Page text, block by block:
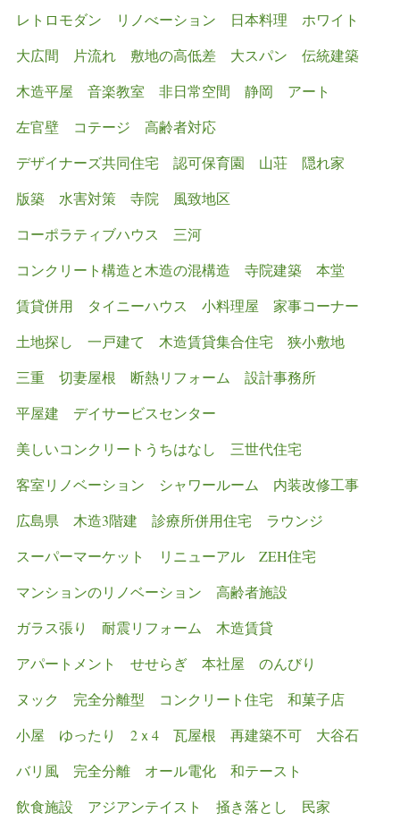
レトロモダン
リノべーション 日本料理
ホワイト
大広間
片流れ 敷地の高低差 大スパン
伝統建築
木造平屋
音楽教室 非日常空間 静岡
アート
左官壁
コテージ
高齢者対応
デザイナーズ共同住宅
認可保育園 山荘
隠れ家
版築
水害対策 寺院
風致地区
コーポラティブハウス
三河
コンクリート構造と木造の混構造
寺院建築
本堂
賃貸併用
タイニーハウス 小料理屋
家事コーナー
土地探し
一戸建て 木造賃貸集合住宅
狭小敷地
三重
切妻屋根 断熱リフォーム
設計事務所
平屋建
デイサービスセンター
美しいコンクリートうちはなし
三世代住宅
客室リノベーション
シャワールーム
内装改修工事
広島県
木造3階建 診療所併用住宅
ラウンジ
スーパーマーケット
リニューアル
ZEH住宅
マンションのリノベーション
高齢者施設
ガラス張り
耐震リフォーム
木造賃貸
アパートメント
せせらぎ 本社屋
のんびり
ヌック
完全分離型 コンクリート住宅
和菓子店
小屋
ゆったり 2ｘ4 瓦屋根 再建築不可
大谷石
バリ風
完全分離 オール電化
和テースト
飲食施設
アジアンテイスト 掻き落とし 民家